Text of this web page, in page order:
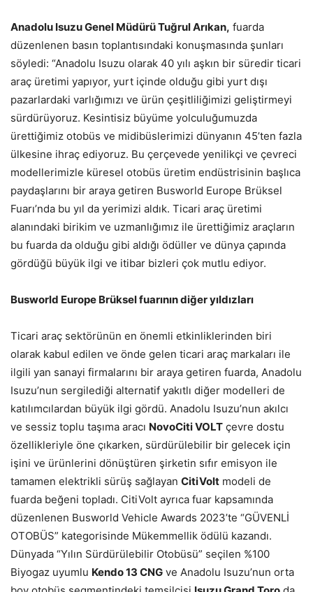
Anadolu Isuzu Genel Müdürü Tuğrul Arıkan, fuarda
düzenlenen basın toplantısındaki konuşmasında şunları
söyledi: “Anadolu Isuzu olarak 40 yılı aşkın bir süredir ticari
araç üretimi yapıyor, yurt içinde olduğu gibi yurt dışı
pazarlardaki varlığımızı ve ürün çeşitliliğimizi geliştirmeyi
sürdürüyoruz. Kesintisiz büyüme yolculuğumuzda
ürettiğimiz otobüs ve midibüslerimizi dünyanın 45’ten fazla
ülkesine ihraç ediyoruz. Bu çerçevede yenilikçi ve çevreci
modellerimizle küresel otobüs üretim endüstrisinin başlıca
paydaşlarını bir araya getiren Busworld Europe Brüksel
Fuarı’nda bu yıl da yerimizi aldık. Ticari araç üretimi
alanındaki birikim ve uzmanlığımız ile ürettiğimiz araçların
bu fuarda da olduğu gibi aldığı ödüller ve dünya çapında
gördüğü büyük ilgi ve itibar bizleri çok mutlu ediyor.
Busworld Europe Brüksel fuarının diğer yıldızları
Ticari araç sektörünün en önemli etkinliklerinden biri
olarak kabul edilen ve önde gelen ticari araç markaları ile
ilgili yan sanayi firmalarını bir araya getiren fuarda, Anadolu
Isuzu’nun sergilediği alternatif yakıtlı diğer modelleri de
katılımcılardan büyük ilgi gördü. Anadolu Isuzu’nun akılcı
ve sessiz toplu taşıma aracı NovoCiti VOLT çevre dostu
özellikleriyle öne çıkarken, sürdürülebilir bir gelecek için
işini ve ürünlerini dönüştüren şirketin sıfır emisyon ile
tamamen elektrikli sürüş sağlayan CitiVolt modeli de
fuarda beğeni topladı. CitiVolt ayrıca fuar kapsamında
düzenlenen Busworld Vehicle Awards 2023’te “GÜVENLİ
OTOBÜS” kategorisinde Mükemmellik ödülü kazandı.
Dünyada “Yılın Sürdürülebilir Otobüsü” seçilen %100
Biyogaz uyumlu Kendo 13 CNG ve Anadolu Isuzu’nun orta